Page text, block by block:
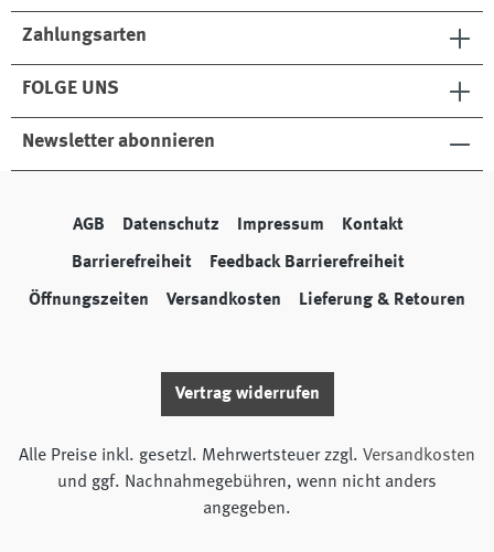
Zahlungsarten
FOLGE UNS
Newsletter abonnieren
AGB Datenschutz Impressum Kontakt
Barrierefreiheit Feedback Barrierefreiheit
Öffnungszeiten Versandkosten Lieferung & Retouren
Vertrag widerrufen
Alle Preise inkl. gesetzl. Mehrwertsteuer zzgl. Versandkosten
und ggf. Nachnahmegebühren, wenn nicht anders
angegeben.